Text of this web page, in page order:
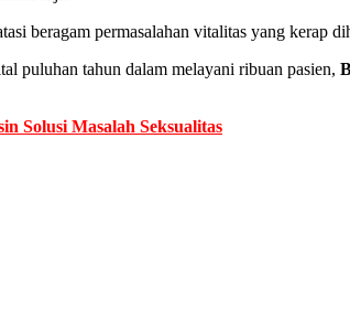
beragam permasalahan vitalitas yang kerap
puluhan tahun dalam melayani ribuan pasien,
Solusi Masalah Seksualitas